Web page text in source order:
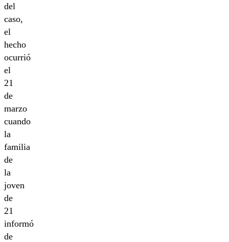
del
caso,
el
hecho
ocurrió
el
21
de
marzo
cuando
la
familia
de
la
joven
de
21
informó
de